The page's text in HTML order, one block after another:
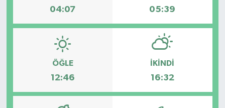
04:07 05:39
ÖĞLE
12:46
İKINDI
16:32